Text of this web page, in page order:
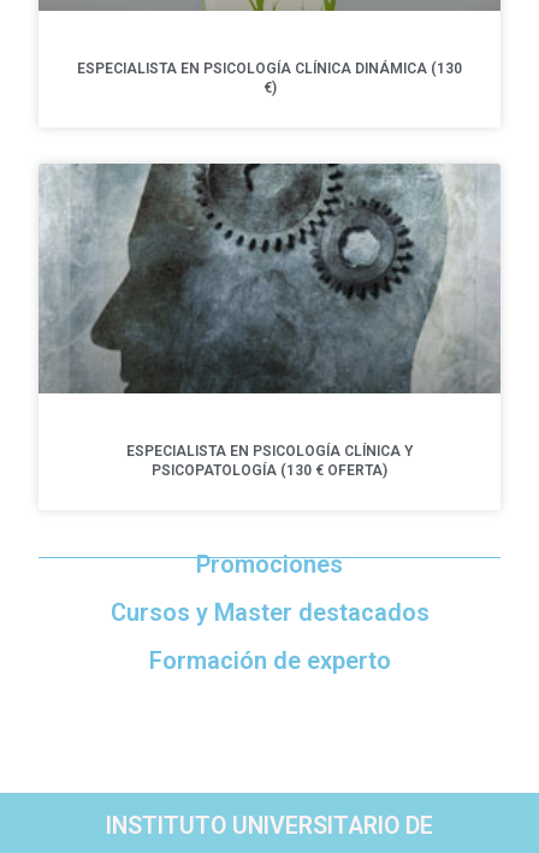
ESPECIALISTA EN PSICOLOGÍA CLÍNICA DINÁMICA (130
€)
ESPECIALISTA EN PSICOLOGÍA CLÍNICA Y
PSICOPATOLOGÍA (130 € OFERTA)
Promociones
Cursos y Master destacados
Formación de experto
INSTITUTO UNIVERSITARIO DE